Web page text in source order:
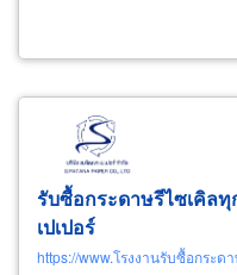
รับซื้อกระดาษรีไซเคิล
เปเปอร์
https://www.โรงงานรับซื้อกระด